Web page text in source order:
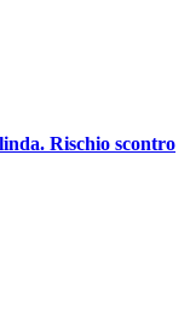
Rischio scontro